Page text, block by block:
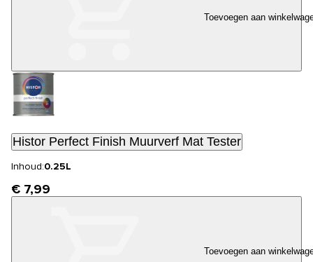
Toevoegen aan
Histor Perfect Finish Muurverf Mat Tester
Inhoud:0.25L
€ 7,99
Toevoegen aan